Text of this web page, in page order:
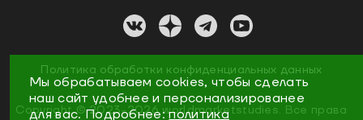
Политика обработки конфиденциальных данных
Copyright ©2023-2026worldmarketstudies. Все права
Мы обрабатываем cookies, чтобы сделать
наш сайт удобнее и персонализированее
для вас. Подробнее:политика